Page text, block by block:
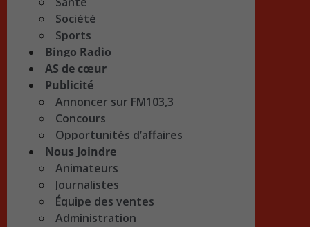
Société
Sports
Bingo Radio
AS de cœur
Publicité
Annoncer sur FM103,3
Concours
Opportunités d’affaires
Nous Joindre
Animateurs
Journalistes
Équipe des ventes
Administration